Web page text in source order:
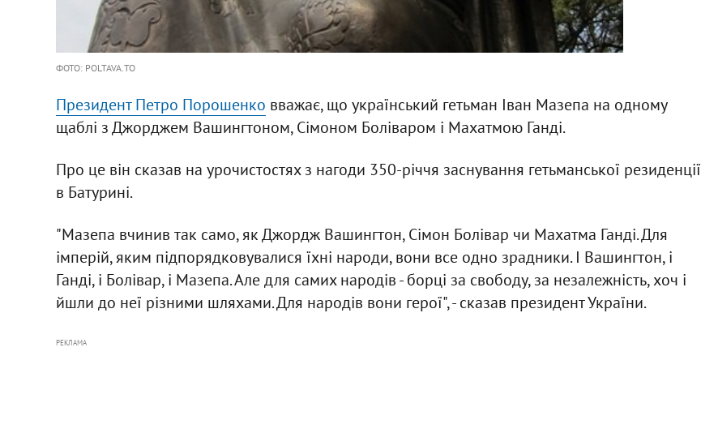
ФОТО: POLTAVA.TO
Президент Петро Порошенко вважає, що український гетьман Іван Мазепа на одному
щаблі з Джорджем Вашингтоном, Сімоном Боліваром і Махатмою Ганді.
Про це він сказав на урочистостях з нагоди 350-річчя заснування гетьманської резиденції
в Батурині.
"Мазепа вчинив так само, як Джордж Вашингтон, Сімон Болівар чи Махатма Ганді. Для
імперій, яким підпорядковувалися їхні народи, вони все одно зрадники. І Вашингтон, і
Ганді, і Болівар, і Мазепа. Але для самих народів - борці за свободу, за незалежність, хоч і
йшли до неї різними шляхами. Для народів вони герої", - сказав президент України.
РЕКЛАМА